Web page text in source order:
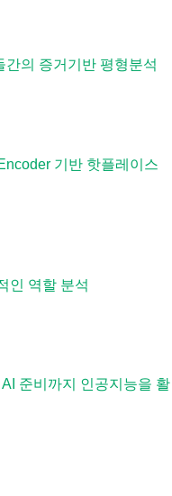
의 증거기반 평형분석
기반 핫플레이스
인 역할 분석
준비까지 인공지능을 활